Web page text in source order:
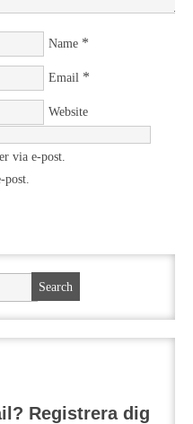
Name *
Email *
Website
via e-post.
post.
Registrera dig